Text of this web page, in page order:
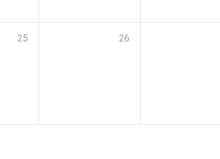
25 26